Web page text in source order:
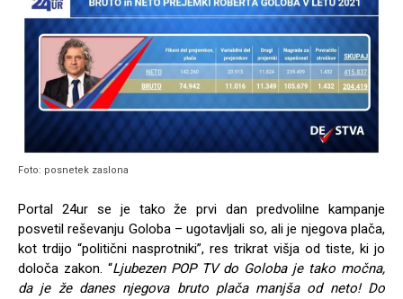
Foto: posnetek zaslona
Portal 24ur se je tako že prvi dan predvolilne kampanje
posvetil reševanju Goloba – ugotavljali so, ali je njegova plača,
kot trdijo “politični nasprotniki”, res trikrat višja od tiste, ki jo
določa zakon. “Ljubezen POP TV do Goloba je tako močna,
da je že danes njegova bruto plača manjša od neto! Do